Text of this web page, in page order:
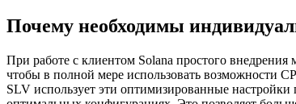
Почему необходимы
При работе с клиентом Solana простого
чтобы в полной мере использовать возможности
SLV использует эти оптимизированные